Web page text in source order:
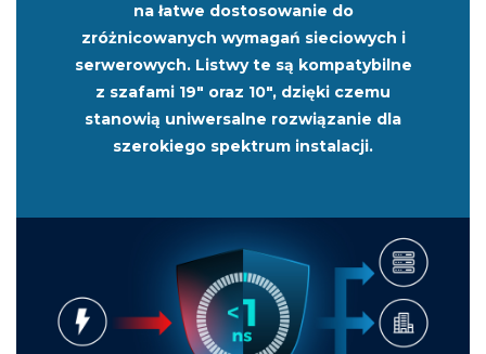
na łatwe dostosowanie do
zróżnicowanych wymagań sieciowych i
serwerowych. Listwy te są kompatybilne
z szafami 19" oraz 10", dzięki czemu
stanowią uniwersalne rozwiązanie dla
szerokiego spektrum instalacji.